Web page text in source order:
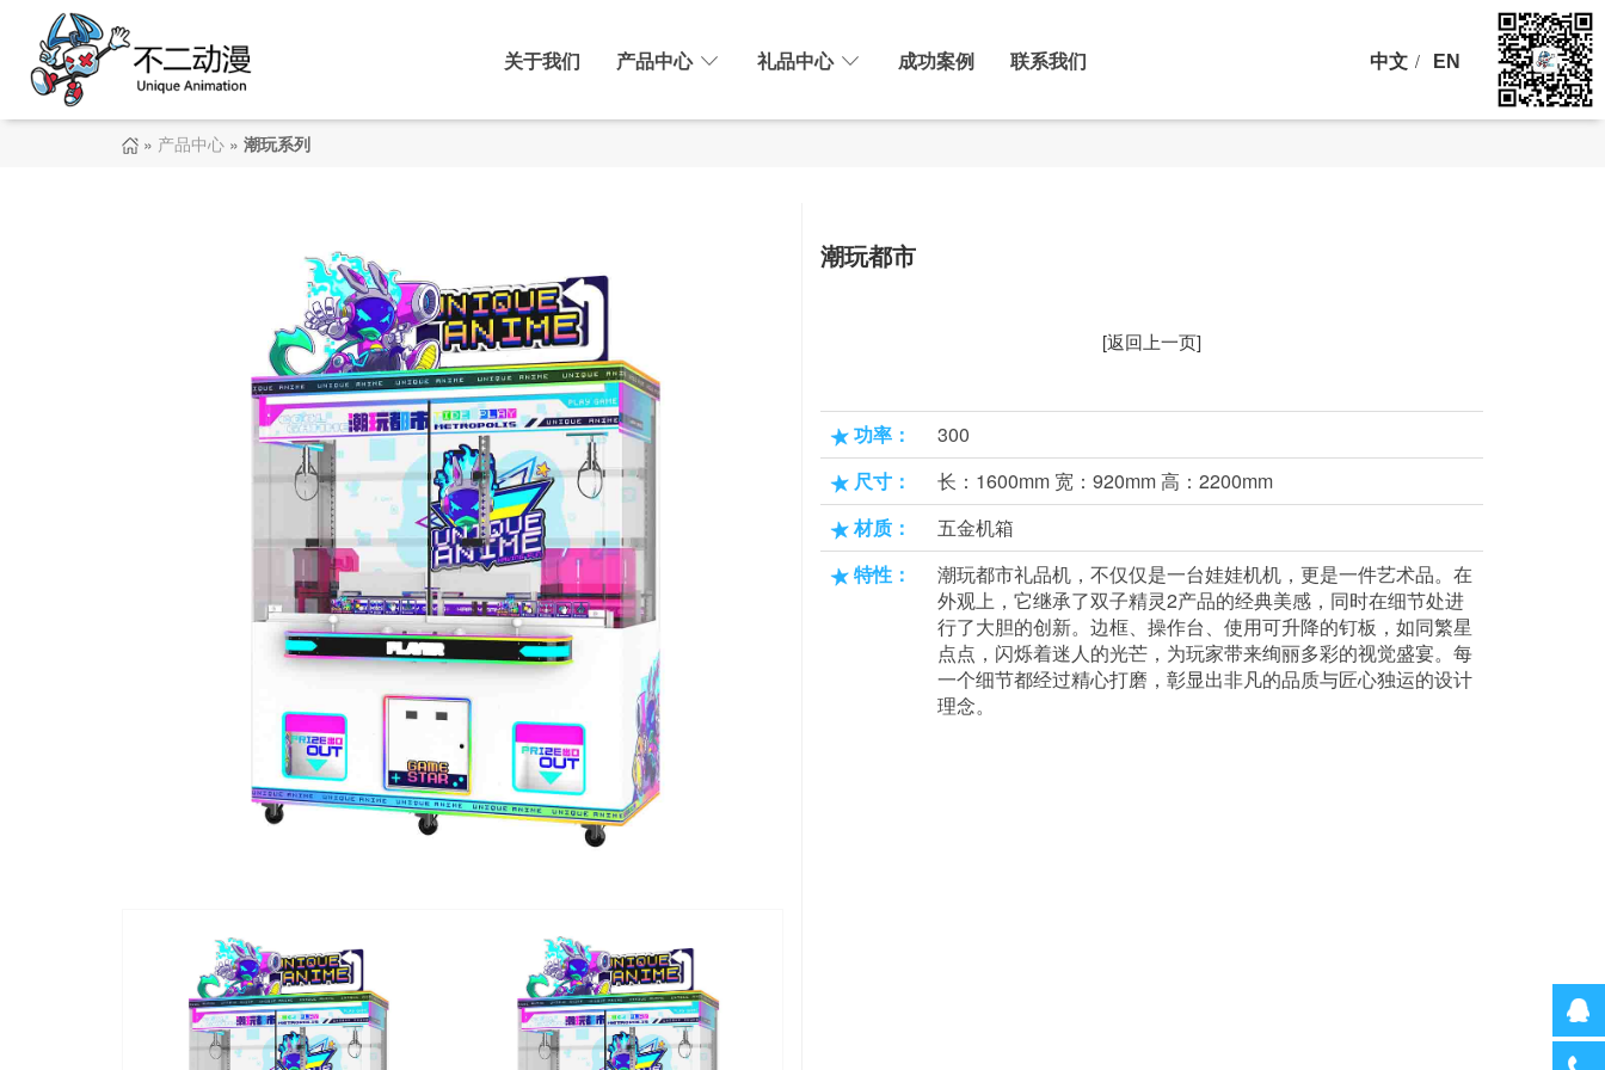
关于我们 产品中心 礼品中心 成功案例 联系我们 中文 / EN
» 产品中心 » 潮玩系列
潮玩都市
[返回上一页]
功率：
300
尺寸：
长：1600mm 宽：920mm 高：2200mm
材质：
五金机箱
特性：
潮玩都市礼品机，不仅仅是一台娃娃机机，更是一件艺术品。在
外观上，它继承了双子精灵2产品的经典美感，同时在细节处进
行了大胆的创新。边框、操作台、使用可升降的钉板，如同繁星
点点，闪烁着迷人的光芒，为玩家带来绚丽多彩的视觉盛宴。每
一个细节都经过精心打磨，彰显出非凡的品质与匠心独运的设计
理念。